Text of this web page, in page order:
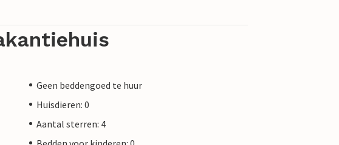
Geen beddengoed te huur
Huisdieren: 0
Aantal sterren: 4